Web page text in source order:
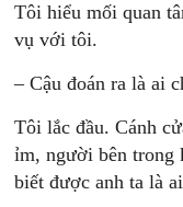
Tôi hiểu mối quan
vụ với tôi.
– Cậu đoán ra là ai
Tôi lắc đầu. Cánh
ỉm, người bên trong
biết được anh ta là